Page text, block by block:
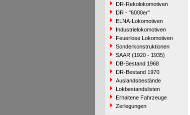
DR-Rekolokomotiven
DR - "6000er"
ELNA-Lokomotiven
Industrielokomotiven
Feuerlose Lokomotiven
Sonderkonstruktionen
SAAR (1920 - 1935)
DB-Bestand 1968
DR-Bestand 1970
Auslandsbestände
Lokbestandslisten
Erhaltene Fahrzeuge
Zerlegungen